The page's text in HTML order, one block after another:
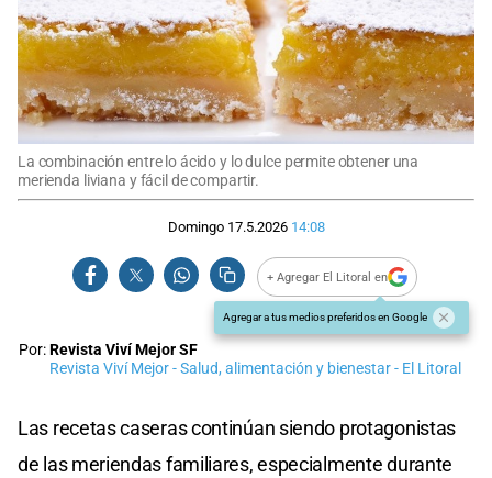
La combinación entre lo ácido y lo dulce permite obtener una
merienda liviana y fácil de compartir.
Domingo 17.5.2026 14:08
+ Agregar El Litoral en
Agregar a tus medios preferidos en Google
Por:Revista Viví Mejor SF
Revista Viví Mejor - Salud, alimentación y bienestar - El Litoral
Las recetas caseras continúan siendo protagonistas
de las meriendas familiares, especialmente durante